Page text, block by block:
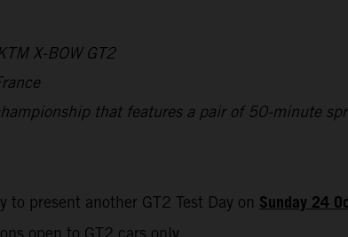
X-BOW GT2
that features a pair of 50-minute
to present another GT2 Test Day on Sunday 24
open to GT2 cars only.